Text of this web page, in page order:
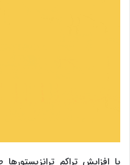
با افزایش تراکم ترانزیستورها